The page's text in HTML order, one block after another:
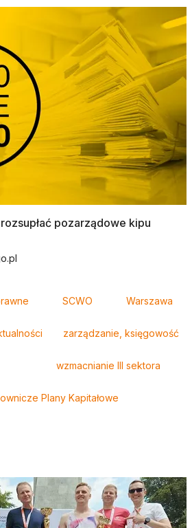
pozarządowe kipu
SCWO Warszawa
zarządzanie, księgowość
wzmacnianie III sektora
Plany Kapitałowe